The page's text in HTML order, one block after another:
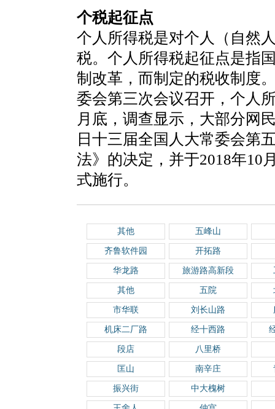
个税起征点
个人所得税是对个人（自然
税。个人所得税起征点是指
制改革，而制定的税收制度
委会第三次会议召开，个人
月底，调查显示，大部分网
日十三届全国人大常委会第
法》的决定，并于2018年10
式施行。
其他 五峰山
齐鲁软件园 开拓路
华龙路 旅游路高新段
其他 五院
市华联 刘长山路
机床二厂路 经十西路
段店 八里桥
匡山 南辛庄
振兴街 中大槐树